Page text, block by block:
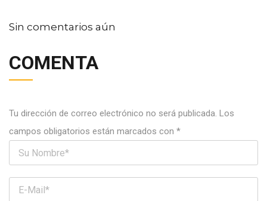
Sin comentarios aún
COMENTA
Tu dirección de correo electrónico no será publicada. Los
campos obligatorios están marcados con *